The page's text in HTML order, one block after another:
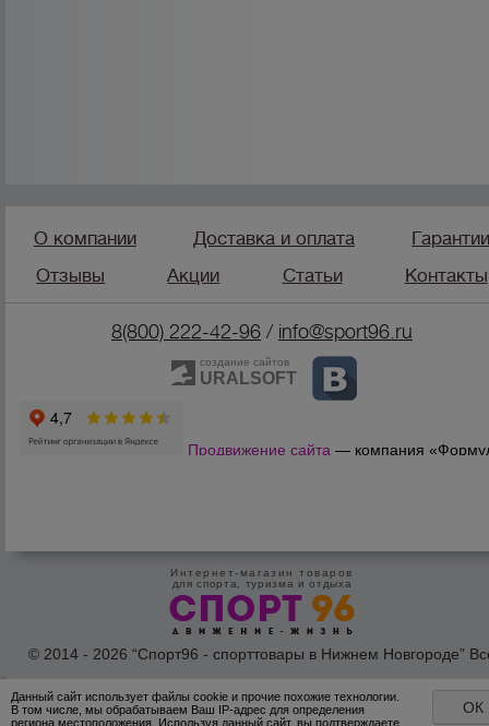
О компании Доставка и оплата
Отзывы
Акции Статьи Контакты
8(800) 222-42-96/ info@sport96.ru
создание сайтов
URALSOFT
Продвижение сайта — компания
Интернет-магазин товаров
для спорта, туризма и отдыха
© 2014 - 2026 “Спорт96 - спорттовары в Нижнем Новгороде”
Данный сайт использует файлы cookie и прочие похожие технологии.
В том числе, мы обрабатываем Ваш IP-адрес для определения
региона местоположения. Используя данный сайт, вы подтверждаете
ОК